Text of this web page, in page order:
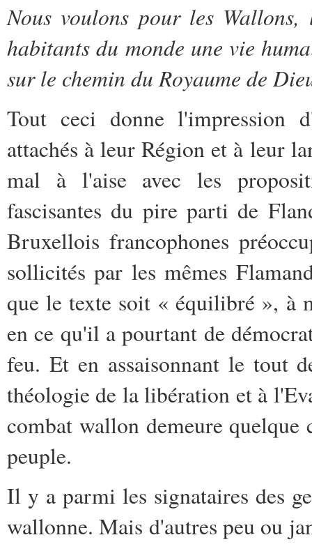
Nous voulons pour les
habitants du monde une vie
sur le chemin du Royaume de
Tout ceci donne l'impression
attachés à leur Région et à leur
mal à l'aise avec les
fascisantes du pire parti de
Bruxellois francophones
sollicités par les mêmes
que le texte soit « équilibré », à
en ce qu'il a pourtant de
feu. Et en assaisonnant le tout
théologie de la libération et à
combat wallon demeure quelque
peuple.
Il y a parmi les signataires des
wallonne. Mais d'autres peu ou